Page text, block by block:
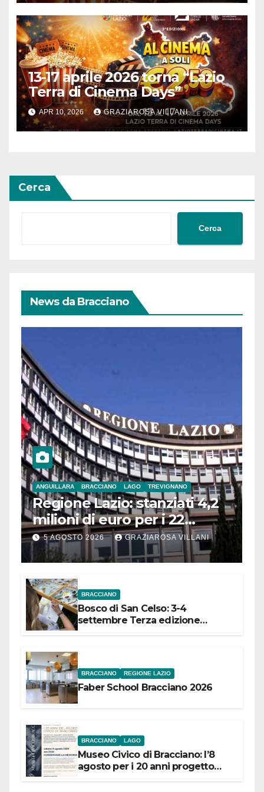
13-17 aprile 2026 torna “Lazio
Terra di Cinema Days”
APR 10, 2026 GRAZIAROSA VILLANI
Cerca
Cerca
News da Bracciano
ANGUILLARA BRACCIANO LAGO TREVIGNANO
Regione Lazio: stanziati 4,2
milioni di euro per i 22
Comuni dell’Etruria
Meridionale
5 AGOSTO 2026 GRAZIAROSA VILLANI
BRACCIANO
Bosco di San Celso: 3-4
settembre Terza edizione
BRACCIANO REGIONE LAZIO
Faber School Bracciano 2026
BRACCIANO LAGO
Museo Civico di Bracciano: l’8
agosto per i 20 anni progetto